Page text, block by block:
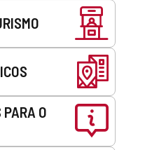
PARA O